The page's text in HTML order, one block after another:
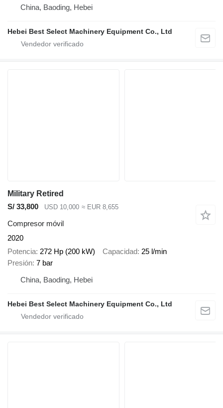
China, Baoding, Hebei
Hebei Best Select Machinery Equipment Co., Ltd
Military Retired
S/ 33,800
USD 10,000 ≈ EUR 8,655
Compresor móvil
2020
Potencia 272 Hp (200 kW) Capacidad 25 l/min
Presión 7 bar
China, Baoding, Hebei
Hebei Best Select Machinery Equipment Co., Ltd